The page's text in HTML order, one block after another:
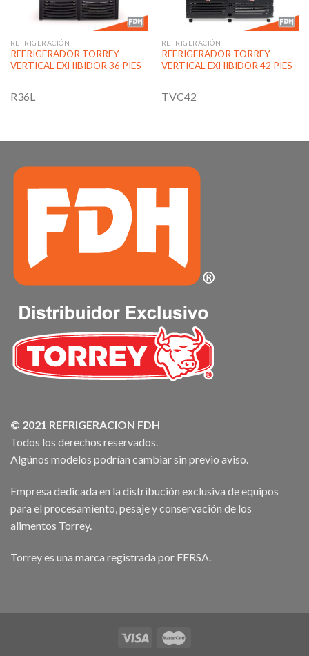
REFRIGERACIÓN
REFRIGERADOR TORREY
VERTICAL EXHIBIDOR 36 PIES
R36L
REFRIGERACIÓN
REFRIGERADOR TORREY
VERTICAL EXHIBIDOR 42 PIES
TVC42
© 2021 REFRIGERACION FDH
Todos los derechos reservados.
Algúnos modelos podrían cambiar sin previo aviso.
Empresa dedicada en la distribución exclusiva de equipos
para el procesamiento, pesaje y conservación de los
alimentos Torrey.
Torrey es una marca registrada por FERSA.